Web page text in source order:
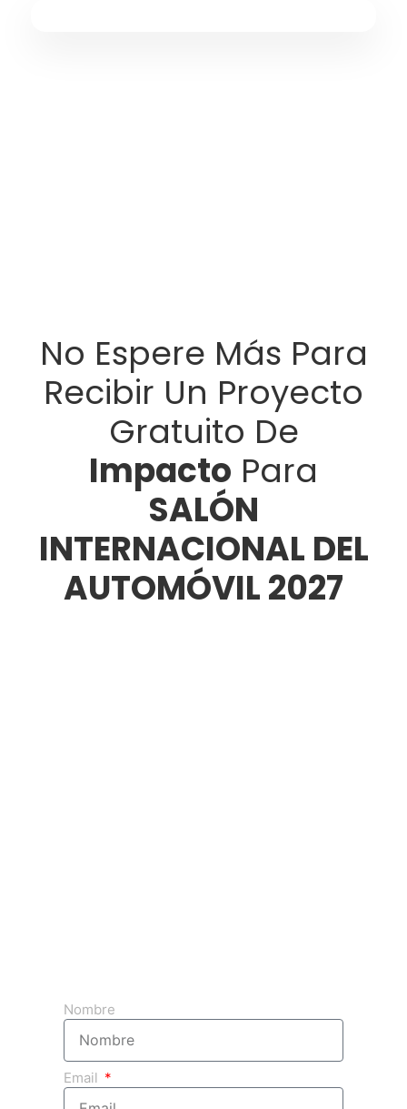
No Espere Más Para
Recibir Un Proyecto
Gratuito De
Impacto Para
SALÓN
INTERNACIONAL DEL
AUTOMÓVIL 2027
Nombre
Email